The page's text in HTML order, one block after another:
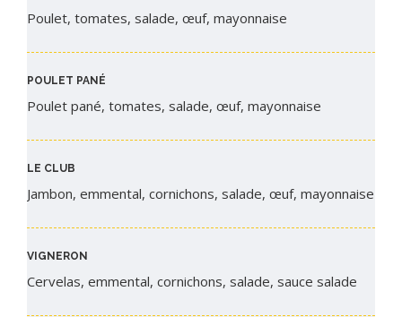
Poulet, tomates, salade, œuf, mayonnaise
POULET PANÉ
Poulet pané, tomates, salade, œuf, mayonnaise
LE CLUB
Jambon, emmental, cornichons, salade, œuf, mayonnaise
VIGNERON
Cervelas, emmental, cornichons, salade, sauce salade